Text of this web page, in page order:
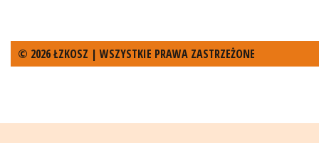
© 2026 ŁZKOSZ | WSZYSTKIE PRAWA ZASTRZEŻONE